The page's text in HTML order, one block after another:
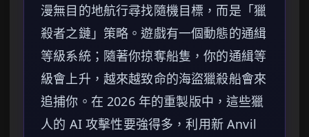
漫無目的地航行尋找隨機目標，而是「獵
殺者之鏈」策略。遊戲有一個動態的通緝
等級系統；隨著你掠奪船隻，你的通緝等
級會上升，越來越致命的海盜獵殺船會來
追捕你。在 2026 年的重製版中，這些獵
人的 AI 攻擊性要強得多，利用新 Anvil